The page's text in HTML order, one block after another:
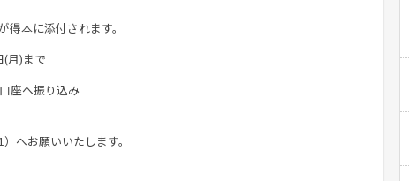
本に添付されます。
月)まで
座へ振り込み
へお願いいたします。